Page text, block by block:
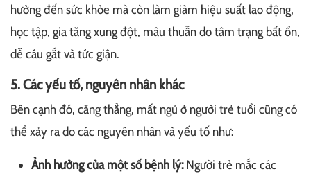
hưởng đến sức khỏe mà còn làm giảm hiệu suất lao động,
học tập, gia tăng xung đột, mâu thuẫn do tâm trạng bất ổn,
dễ cáu gắt và tức giận.
5. Các yếu tố, nguyên nhân khác
Bên cạnh đó, căng thẳng, mất ngủ ở người trẻ tuổi cũng có
thể xảy ra do các nguyên nhân và yếu tố như:
Ảnh hưởng của một số bệnh lý:Người trẻ mắc các